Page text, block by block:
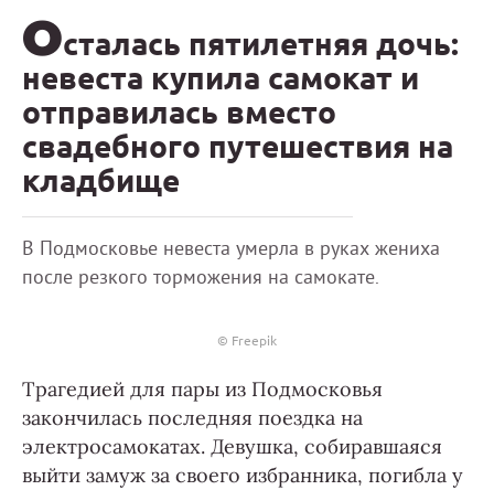
Осталась пятилетняя дочь:
невеста купила самокат и
отправилась вместо
свадебного путешествия на
кладбище
В Подмосковье невеста умерла в руках жениха
после резкого торможения на самокате.
© Freepik
Трагедией для пары из Подмосковья
закончилась последняя поездка на
электросамокатах. Девушка, собиравшаяся
выйти замуж за своего избранника, погибла у